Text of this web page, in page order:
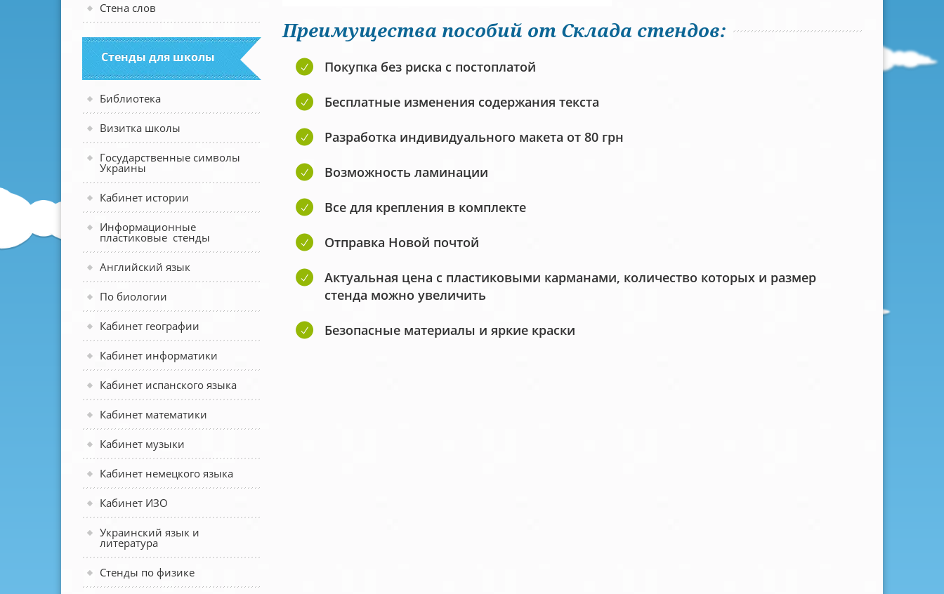
Стена слов
Стенды для школы
Библиотека
Визитка школы
Государственные символы
Украины
Кабинет истории
Информационные
пластиковые стенды
Английский язык
По биологии
Кабинет географии
Кабинет информатики
Кабинет испанского языка
Кабинет математики
Кабинет музыки
Кабинет немецкого языка
Кабинет ИЗО
Украинский язык и
литература
Стенды по физике
Преимущества пособий от Склада стендов:
Покупка без риска с постоплатой
Бесплатные изменения содержания текста
Разработка индивидуального макета от 80 грн
Возможность ламинации
Все для крепления в комплекте
Отправка Новой почтой
Актуальная цена с пластиковыми карманами, количество которых и размер
стенда можно увеличить
Безопасные материалы и яркие краски